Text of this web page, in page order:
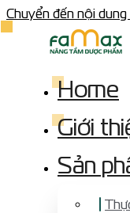
Chuyển đến nội dung
Home
Giới
Sản